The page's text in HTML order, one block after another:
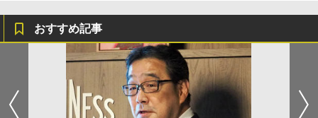
おすすめ記事